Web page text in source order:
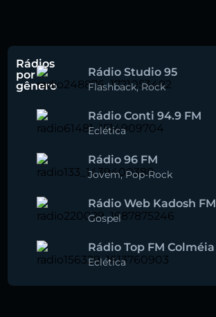
Rádios
por
gênero
Rádio Studio 95
Flashback,Rock
Rádio Conti 94.9 FM
Eclética
Rádio 96 FM
Jovem,Pop-Rock
Rádio Web Kadosh FM
Gospel
Rádio Top FM Colméia
Eclética